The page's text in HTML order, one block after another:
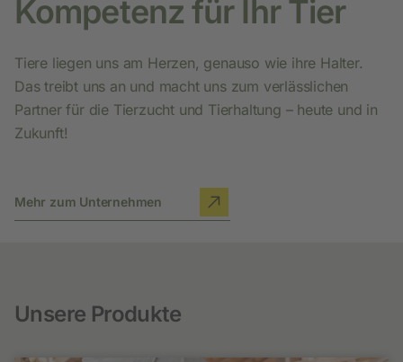
Kompetenz für Ihr Tier
Tiere liegen uns am Herzen, genauso wie ihre Halter.
Das treibt uns an und macht uns zum verlässlichen
Partner für die Tierzucht und Tierhaltung – heute und in
Zukunft!
Mehr zum Unternehmen
Unsere Produkte